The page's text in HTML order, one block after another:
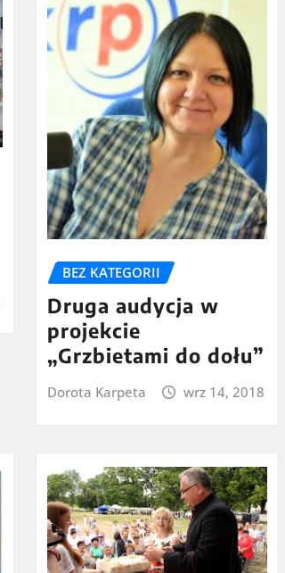
BEZ KATEGORII
Druga audycja w
projekcie
„Grzbietami do dołu”
Dorota Karpeta wrz 14, 2018